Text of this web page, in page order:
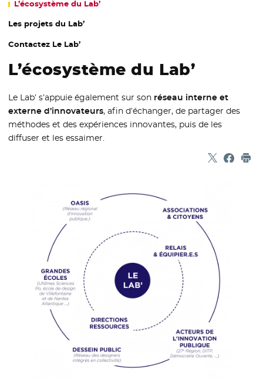
L’écosystème du Lab’
Les projets du Lab’
Contactez Le Lab’
L’écosystème du Lab’
Le Lab’ s’appuie également sur son réseau interne et
externe d’innovateurs, afin d’échanger, de partager des
méthodes et des expériences innovantes, puis de les
diffuser et les essaimer.
Partager
- Nouvelle
-